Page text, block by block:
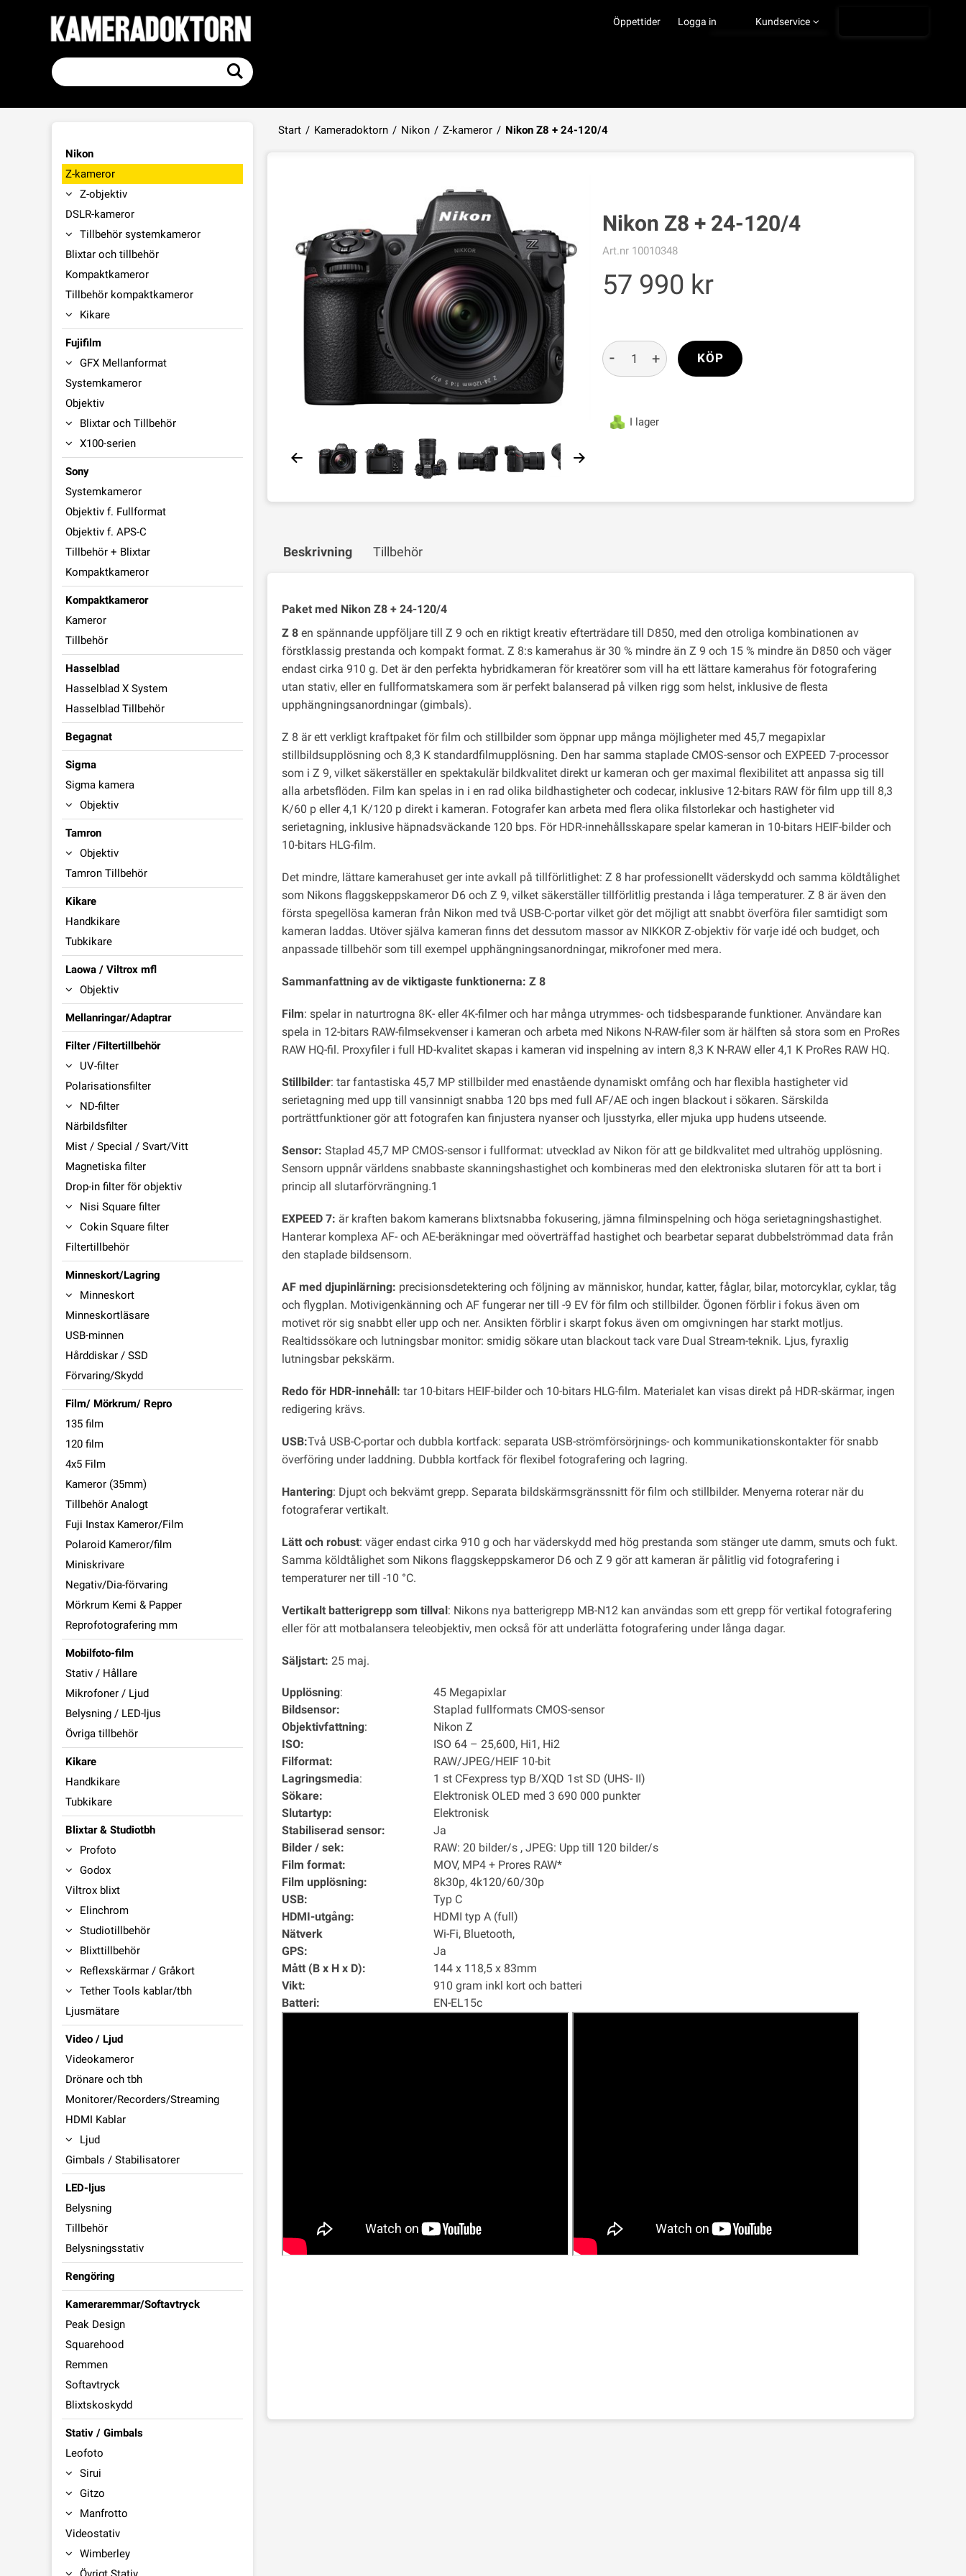
Öppettider Kundservice
Ångra köp
Logga in
Start / Kameradoktorn / Nikon / Z-kameror / Nikon Z8 + 24-120/4
Nikon
Z-kameror
Z-objektiv
DSLR-kameror
Tillbehör systemkameror
Blixtar och tillbehör
Kompaktkameror
Tillbehör kompaktkameror
Kikare
Fujifilm
GFX Mellanformat
Systemkameror
Objektiv
Blixtar och Tillbehör
X100-serien
Sony
Systemkameror
Objektiv f. Fullformat
Objektiv f. APS-C
Tillbehör + Blixtar
Kompaktkameror
Kompaktkameror
Kameror
Tillbehör
Hasselblad
Hasselblad X System
Hasselblad Tillbehör
Begagnat
Sigma
Sigma kamera
Objektiv
Tamron
Objektiv
Tamron Tillbehör
Kikare
Handkikare
Tubkikare
Laowa / Viltrox mfl
Objektiv
Mellanringar/Adaptrar
Filter /Filtertillbehör
UV-filter
Polarisationsfilter
ND-filter
Närbildsfilter
Mist / Special / Svart/Vitt
Magnetiska filter
Drop-in filter för objektiv
Nisi Square filter
Cokin Square filter
Filtertillbehör
Minneskort/Lagring
Minneskort
Minneskortläsare
USB-minnen
Hårddiskar / SSD
Förvaring/Skydd
Film/ Mörkrum/ Repro
135 film
120 film
4x5 Film
Kameror (35mm)
Tillbehör Analogt
Fuji Instax Kameror/Film
Polaroid Kameror/film
Miniskrivare
Negativ/Dia-förvaring
Mörkrum Kemi & Papper
Reprofotografering mm
Mobilfoto-film
Stativ / Hållare
Mikrofoner / Ljud
Belysning / LED-ljus
Övriga tillbehör
Kikare
Handkikare
Tubkikare
Blixtar & Studiotbh
Profoto
Godox
Viltrox blixt
Elinchrom
Studiotillbehör
Blixttillbehör
Reflexskärmar / Gråkort
Tether Tools kablar/tbh
Ljusmätare
Video / Ljud
Videokameror
Drönare och tbh
Monitorer/Recorders/Streaming
HDMI Kablar
Ljud
Gimbals / Stabilisatorer
LED-ljus
Belysning
Tillbehör
Belysningsstativ
Rengöring
Kameraremmar/Softavtryck
Peak Design
Squarehood
Remmen
Softavtryck
Blixtskoskydd
Stativ / Gimbals
Leofoto
Sirui
Gitzo
Manfrotto
Videostativ
Wimberley
Nikon Z8 + 24-120/4
Art.nr 10010348
57 990
I lager
- + KÖP
Beskrivning Tillbehör
Paket med Nikon Z8 + 24-120/4
Z 8 en spännande uppföljare till Z 9 och en riktigt kreativ efterträdare till D850, med den otroliga kombinationen av
förstklassig prestanda och kompakt format. Z 8:s kamerahus är 30 % mindre än Z 9 och 15 % mindre än D850 och väger
endast cirka 910 g. Det är den perfekta hybridkameran för kreatörer som vill ha ett lättare kamerahus för fotografering
utan stativ, eller en fullformatskamera som är perfekt balanserad på vilken rigg som helst, inklusive de flesta
upphängningsanordningar (gimbals).
Z 8 är ett verkligt kraftpaket för film och stillbilder som öppnar upp många möjligheter med 45,7 megapixlar
stillbildsupplösning och 8,3 K standardfilmupplösning. Den har samma staplade CMOS-sensor och EXPEED 7-processor
som i Z 9, vilket säkerställer en spektakulär bildkvalitet direkt ur kameran och ger maximal flexibilitet att anpassa sig till
alla arbetsflöden. Film kan spelas in i en rad olika bildhastigheter och codecar, inklusive 12-bitars RAW för film upp till 8,3
K/60 p eller 4,1 K/120 p direkt i kameran. Fotografer kan arbeta med flera olika filstorlekar och hastigheter vid
serietagning, inklusive häpnadsväckande 120 bps. För HDR-innehållsskapare spelar kameran in 10-bitars HEIF-bilder och
10-bitars HLG-film.
Det mindre, lättare kamerahuset ger inte avkall på tillförlitlighet: Z 8 har professionellt väderskydd och samma köldtålighet
som Nikons flaggskeppskameror D6 och Z 9, vilket säkerställer tillförlitlig prestanda i låga temperaturer. Z 8 är även den
första spegellösa kameran från Nikon med två USB-C-portar vilket gör det möjligt att snabbt överföra filer samtidigt som
kameran laddas. Utöver själva kameran finns det dessutom massor av NIKKOR Z-objektiv för varje idé och budget, och
anpassade tillbehör som till exempel upphängningsanordningar, mikrofoner med mera.
Sammanfattning av de viktigaste funktionerna: Z 8
Film: spelar in naturtrogna 8K- eller 4K-filmer och har många utrymmes- och tidsbesparande funktioner. Användare kan
spela in 12-bitars RAW-filmsekvenser i kameran och arbeta med Nikons N-RAW-filer som är hälften så stora som en ProRes
RAW HQ-fil. Proxyfiler i full HD-kvalitet skapas i kameran vid inspelning av intern 8,3 K N-RAW eller 4,1 K ProRes RAW HQ.
Stillbilder: tar fantastiska 45,7 MP stillbilder med enastående dynamiskt omfång och har flexibla hastigheter vid
serietagning med upp till vansinnigt snabba 120 bps med full AF/AE och ingen blackout i sökaren. Särskilda
porträttfunktioner gör att fotografen kan finjustera nyanser och ljusstyrka, eller mjuka upp hudens utseende.
Sensor: Staplad 45,7 MP CMOS-sensor i fullformat: utvecklad av Nikon för att ge bildkvalitet med ultrahög upplösning.
Sensorn uppnår världens snabbaste skanningshastighet och kombineras med den elektroniska slutaren för att ta bort i
princip all slutarförvrängning.1
EXPEED 7: är kraften bakom kamerans blixtsnabba fokusering, jämna filminspelning och höga serietagningshastighet.
Hanterar komplexa AF- och AE-beräkningar med oöverträffad hastighet och bearbetar separat dubbelströmmad data från
den staplade bildsensorn.
AF med djupinlärning: precisionsdetektering och följning av människor, hundar, katter, fåglar, bilar, motorcyklar, cyklar, tåg
och flygplan. Motivigenkänning och AF fungerar ner till -9 EV för film och stillbilder. Ögonen förblir i fokus även om
motivet rör sig snabbt eller upp och ner. Ansikten förblir i skarpt fokus även om omgivningen har starkt motljus.
Realtidssökare och lutningsbar monitor: smidig sökare utan blackout tack vare Dual Stream-teknik. Ljus, fyraxlig
lutningsbar pekskärm.
Redo för HDR-innehåll: tar 10-bitars HEIF-bilder och 10-bitars HLG-film. Materialet kan visas direkt på HDR-skärmar, ingen
redigering krävs.
USB:Två USB-C-portar och dubbla kortfack: separata USB-strömförsörjnings- och kommunikationskontakter för snabb
överföring under laddning. Dubbla kortfack för flexibel fotografering och lagring.
Hantering: Djupt och bekvämt grepp. Separata bildskärmsgränssnitt för film och stillbilder. Menyerna roterar när du
fotograferar vertikalt.
Lätt och robust: väger endast cirka 910 g och har väderskydd med hög prestanda som stänger ute damm, smuts och fukt.
Samma köldtålighet som Nikons flaggskeppskameror D6 och Z 9 gör att kameran är pålitlig vid fotografering i
temperaturer ner till -10 °C.
Vertikalt batterigrepp som tillval: Nikons nya batterigrepp MB-N12 kan användas som ett grepp för vertikal fotografering
eller för att motbalansera teleobjektiv, men också för att underlätta fotografering under långa dagar.
Säljstart: 25 maj.
Upplösning:
45 Megapixlar
Bildsensor:
Staplad fullformats CMOS-sensor
Objektivfattning:
Nikon Z
ISO:
ISO 64 – 25,600, Hi1, Hi2
Filformat:
RAW/JPEG/HEIF 10-bit
Lagringsmedia:
1 st CFexpress typ B/XQD 1st SD (UHS- II)
Sökare:
Elektronisk OLED med 3 690 000 punkter
Slutartyp:
Elektronisk
Stabiliserad sensor:
Ja
Bilder / sek:
RAW: 20 bilder/s , JPEG: Upp till 120 bilder/s
Film format:
MOV, MP4 + Prores RAW*
Film upplösning:
8k30p, 4k120/60/30p
USB:
Typ C
HDMI-utgång:
HDMI typ A (full)
Nätverk
Wi-Fi, Bluetooth,
GPS:
Ja
Mått (B x H x D):
144 x 118,5 x 83mm
Vikt:
910 gram inkl kort och batteri
Batteri:
EN-EL15c